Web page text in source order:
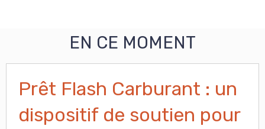
EN CE MOMENT
Prêt Flash Carburant : un
dispositif de soutien pour